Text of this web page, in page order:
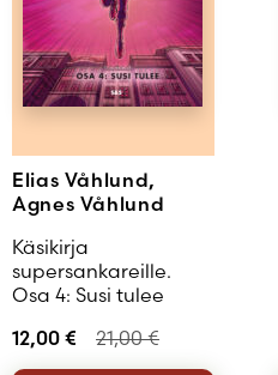
Elias Våhlund,
Agnes Våhlund
Käsikirja
supersankareille.
Osa 4: Susi tulee
12,00 € 21,00€